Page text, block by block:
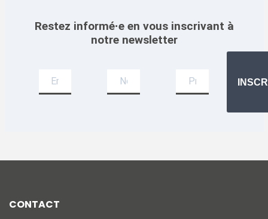
Restez informé·e en vous inscrivant à
notre newsletter
CONTACT